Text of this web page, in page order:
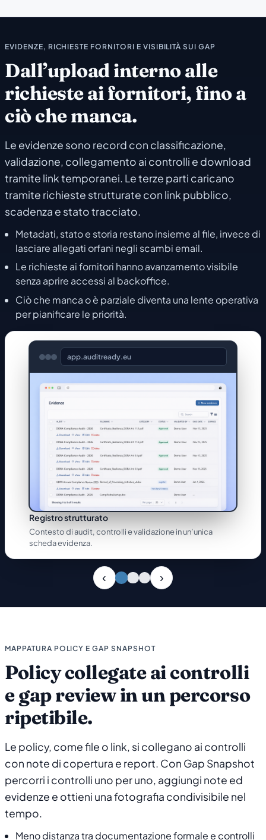
EVIDENZE, RICHIESTE FORNITORI E VISIBILITÀ SUI GAP
Dall’upload interno alle
richieste ai fornitori, fino a
ciò che manca.
Le evidenze sono record con classificazione,
validazione, collegamento ai controlli e download
tramite link temporanei. Le terze parti caricano
tramite richieste strutturate con link pubblico,
scadenza e stato tracciato.
Metadati, stato e storia restano insieme al file, invece di
lasciare allegati orfani negli scambi email.
Le richieste ai fornitori hanno avanzamento visibile
senza aprire accessi al backoffice.
Ciò che manca o è parziale diventa una lente operativa
per pianificare le priorità.
app.auditready.eu
Registro strutturato
Contesto di audit, controlli e validazione in un’unica
scheda evidenza.
MAPPATURA POLICY E GAP SNAPSHOT
Policy collegate ai controlli
e gap review in un percorso
ripetibile.
Le policy, come file o link, si collegano ai controlli
con note di copertura e report. Con Gap Snapshot
percorri i controlli uno per uno, aggiungi note ed
evidenze e ottieni una fotografia condivisibile nel
tempo.
Meno distanza tra documentazione formale e controlli